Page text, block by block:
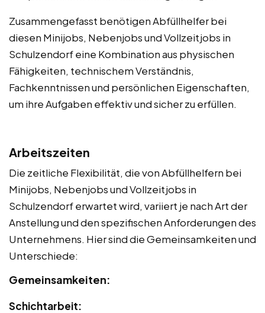
Zusammengefasst benötigen Abfüllhelfer bei
diesen Minijobs, Nebenjobs und Vollzeitjobs in
Schulzendorf eine Kombination aus physischen
Fähigkeiten, technischem Verständnis,
Fachkenntnissen und persönlichen Eigenschaften,
um ihre Aufgaben effektiv und sicher zu erfüllen.
Arbeitszeiten
Die zeitliche Flexibilität, die von Abfüllhelfern bei
Minijobs, Nebenjobs und Vollzeitjobs in
Schulzendorf erwartet wird, variiert je nach Art der
Anstellung und den spezifischen Anforderungen des
Unternehmens. Hier sind die Gemeinsamkeiten und
Unterschiede:
Gemeinsamkeiten:
Schichtarbeit: